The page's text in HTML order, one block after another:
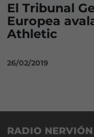
El Tribunal
Europea
Athletic
26/02/2019
RADIO NERVIÓN